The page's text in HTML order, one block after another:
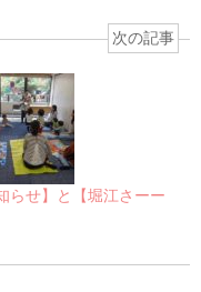
次の記事
らせ】と【堀江さーー